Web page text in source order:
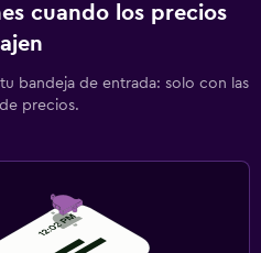
cuando los precios
bandeja de entrada: solo con las
precios.